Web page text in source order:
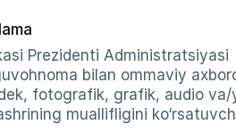
Prezidenti Administratsiyasi
bilan ommaviy
fotografik, grafik, audio va/
muallifligini